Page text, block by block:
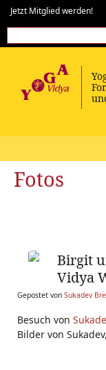
Jetzt Mitglied werden!
Fotos
Birgit
Vidya
Gepostet von Sukadev
Besuch von
Bilder von
Volker (den